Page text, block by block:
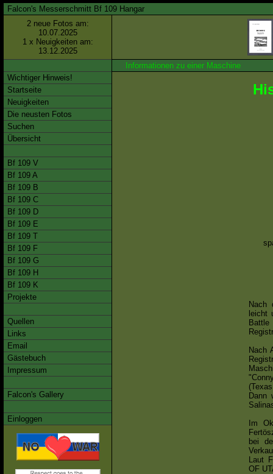
Falcon's Messerschmitt Bf 109 Hangar
2 neue Fotos am:
10.07.2025
1 x Neuigkeiten am:
13.12.2025
Wichtiger Hinweis!
Startseite
Neuigkeiten
Die neusten Fotos
Suchen
Übersicht
Bf 109 V
Bf 109 A
Bf 109 B
Bf 109 C
Bf 109 D
Bf 109 E
Bf 109 T
Bf 109 F
Bf 109 G
Bf 109 H
Bf 109 K
Projekte
Quellen
Links
Email
Gästebuch
Impressum
Falcon's Gallery
Einloggen
Informationen zu einer Maschine
Nach
leicht
Battle
Nach
Dann
Im
bei
Laut
OF